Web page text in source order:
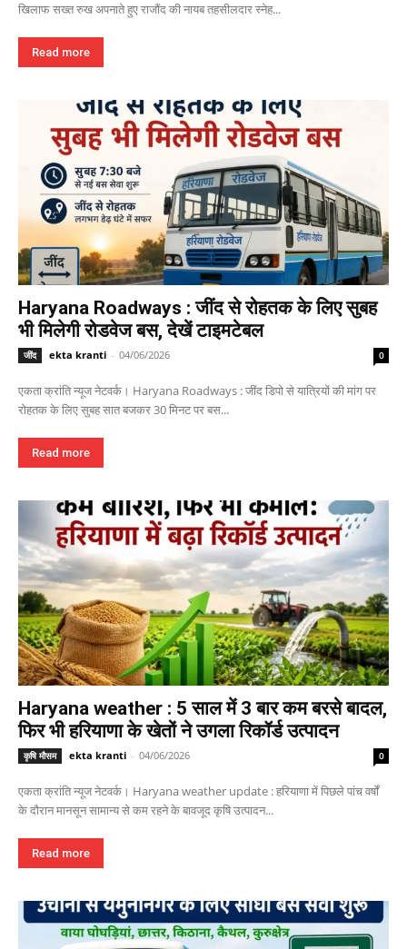
खिलाफ सख्त रुख अपनाते हुए राजौंद की नायब तहसीलदार स्नेह...
Read more
Haryana Roadways : जींद से रोहतक के लिए सुबह
भी मिलेगी रोडवेज बस, देखें टाइमटेबल
जींद ekta kranti - 04/06/2026 0
एकता क्रांति न्यूज नेटवर्क। Haryana Roadways : जींद डिपो से यात्रियों की मांग पर
रोहतक के लिए सुबह सात बजकर 30 मिनट पर बस...
Read more
Haryana weather : 5 साल में 3 बार कम बरसे बादल,
फिर भी हरियाणा के खेतों ने उगला रिकॉर्ड उत्पादन
कृषि मौसम ekta kranti - 04/06/2026 0
एकता क्रांति न्यूज नेटवर्क। Haryana weather update : हरियाणा में पिछले पांच वर्षों
के दौरान मानसून सामान्य से कम रहने के बावजूद कृषि उत्पादन...
Read more